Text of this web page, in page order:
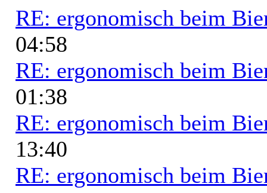
RE: ergonomisch beim
04:58
RE: ergonomisch beim
01:38
RE: ergonomisch beim
13:40
RE: ergonomisch beim